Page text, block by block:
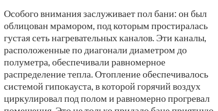
Особого внимания заслуживает пол бани: он был
облицован мрамором, под которым простиралась
густая сеть нагревательных каналов. Эти каналы,
расположенные по диагонали диаметром до
полуметра, обеспечивали равномерное
распределение тепла. Отопление обеспечивалось
системой гипокауста, в которой горячий воздух
циркулировал под полом и равномерно прогревал